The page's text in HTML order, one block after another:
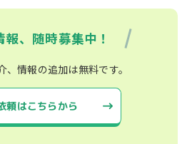
報、随時募集中！
、情報の追加は無料です。
頼はこちらから